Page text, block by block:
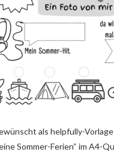
als helpfully-
Sommer-Ferien“ im A4-